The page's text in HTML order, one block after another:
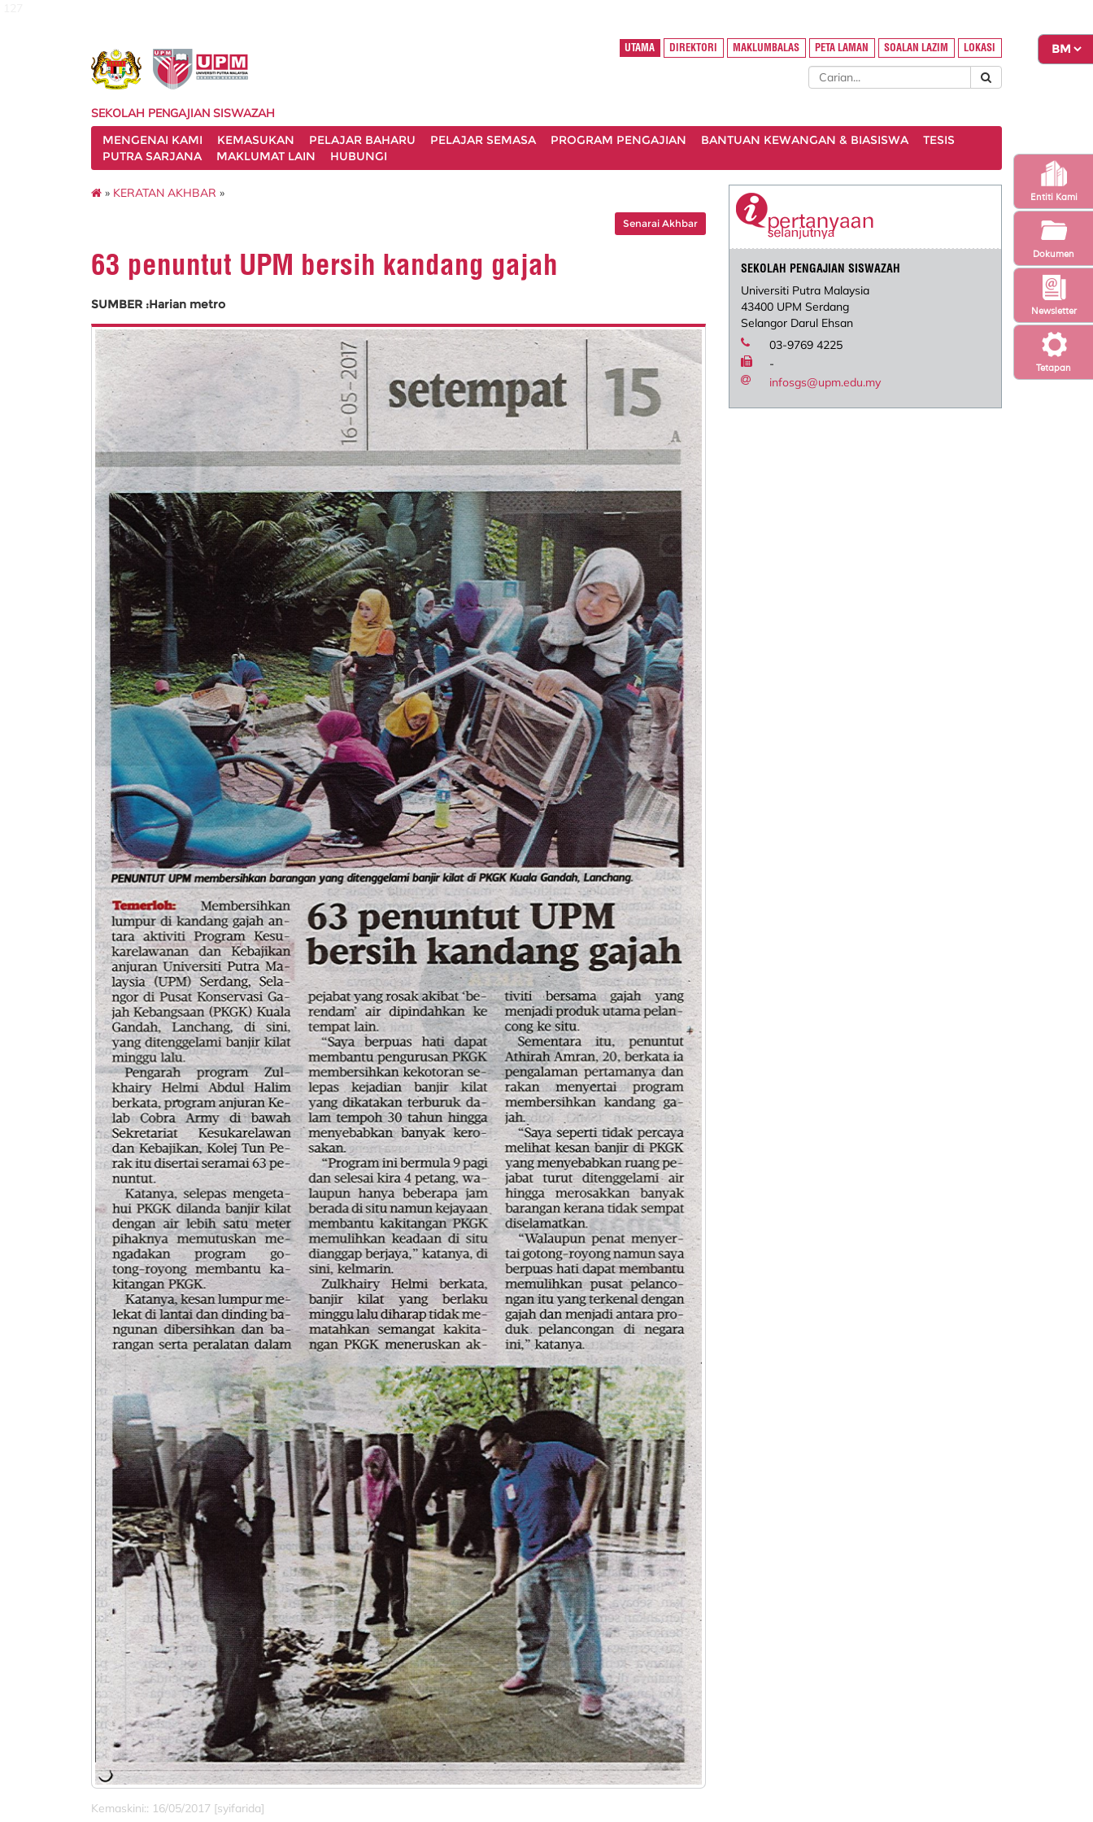
Tetapan
Newsletter
Entiti Kami
Dokumen
UTAMA DIREKTORI MAKLUMBALAS PETA LAMAN SOALAN LAZIM LOKASI
SEKOLAH PENGAJIAN SISWAZAH
MENGENAI KAMI
KEMASUKAN PELAJAR BAHARU PELAJAR SEMASA PROGRAM PENGAJIAN BANTUAN KEWANGAN & BIASISWA
TESIS
PUTRA SARJANA
MAKLUMAT LAIN HUBUNGI
» KERATAN AKHBAR »
Senarai Akhbar
63 penuntut UPM bersih kandang gajah
SUMBER :Harian metro
Kemaskini:: 16/05/2017 [syifarida]
SEKOLAH PENGAJIAN SISWAZAH
Universiti Putra Malaysia
43400 UPM Serdang
Selangor Darul Ehsan
03-9769 4225
-
infosgs@upm.edu.my